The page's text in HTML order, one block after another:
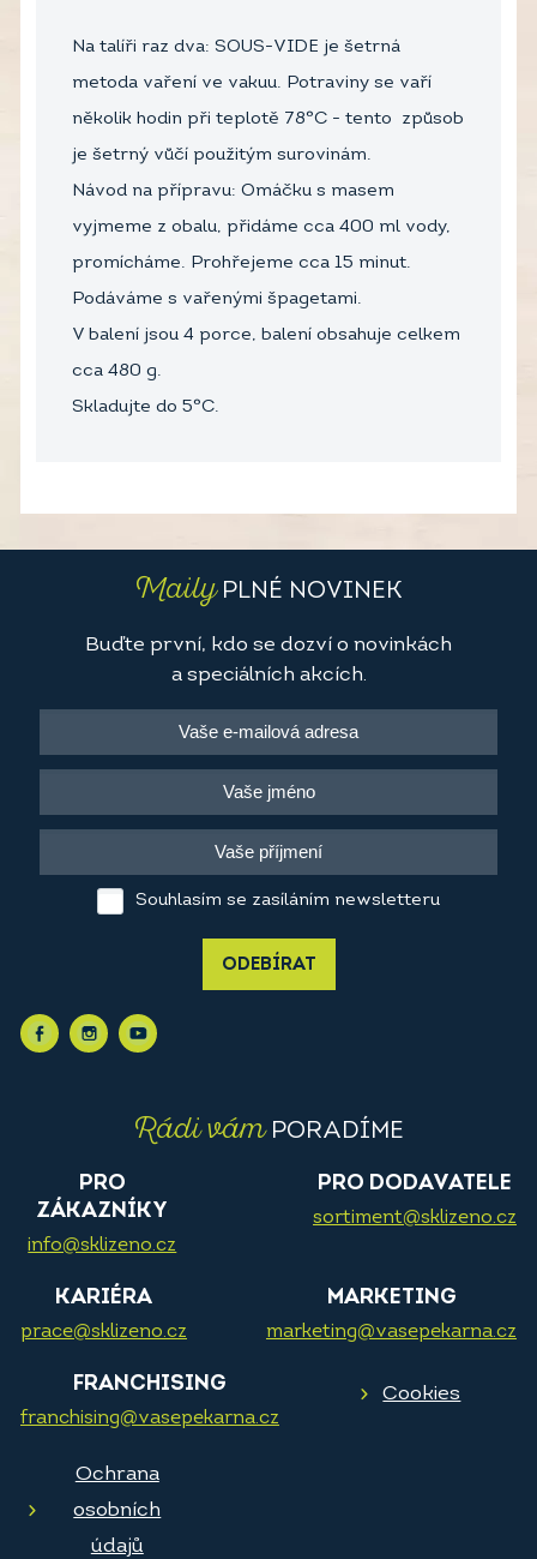
Na talíři raz dva: SOUS-VIDE je šetrná
metoda vaření ve vakuu. Potraviny se vaří
několik hodin při teplotě 78°C - tento způsob
je šetrný vůčí použitým surovinám.
Návod na přípravu: Omáčku s masem
vyjmeme z obalu, přidáme cca 400 ml vody,
promícháme. Prohřejeme cca 15 minut.
Podáváme s vařenými špagetami.
V balení jsou 4 porce, balení obsahuje celkem
cca 480 g.
Skladujte do 5°C.
MailyPLNÉ NOVINEK
Buďte první, kdo se dozví o novinkách
a speciálních akcích.
Souhlasím se zasíláním newsletteru
ODEBÍRAT
Rádi vámPORADÍME
PRO
ZÁKAZNÍKY
info@sklizeno.cz
PRO DODAVATELE
sortiment@sklizeno.cz
KARIÉRA
prace@sklizeno.cz
MARKETING
marketing@vasepekarna.cz
FRANCHISING
franchising@vasepekarna.cz
Cookies
Ochrana
osobních
údajů